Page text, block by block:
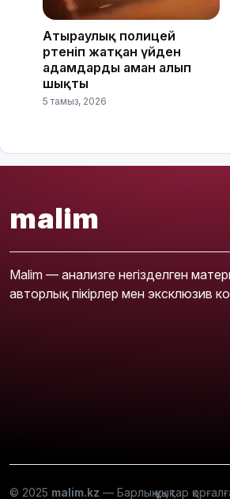
Атыраулық полицей
өртеніп жатқан үйден
адамдарды аман алып
шықты
5 тамыз, 2026
malim
Malim — анализге негізделген
авторлық пікірлер мен эксклюзив
© 2025 malim.kz — Барлық құқықтар